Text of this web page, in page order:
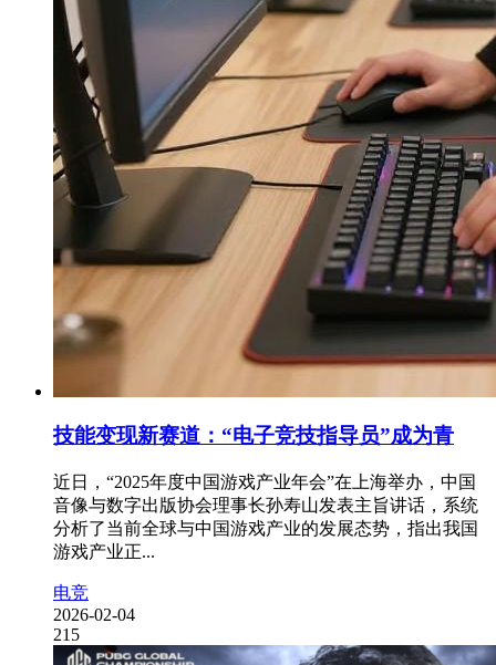
技能变现新赛道：“电子竞技指导员”成为青
近日，“2025年度中国游戏产业年会”在上海举办，中国
音像与数字出版协会理事长孙寿山发表主旨讲话，系统
分析了当前全球与中国游戏产业的发展态势，指出我国
游戏产业正...
电竞
2026-02-04
215